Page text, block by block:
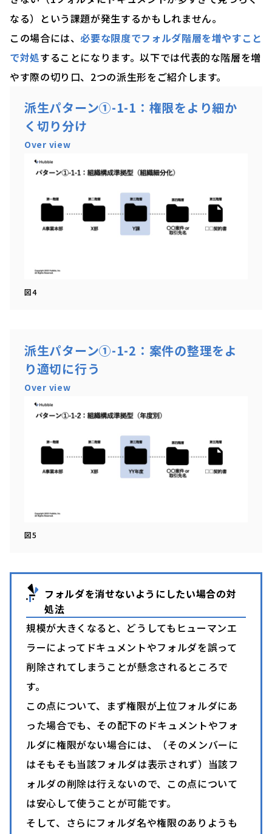
なる）という課題が発生するかもしれません。
この場合には、 必要な限度でフォルダ階層を増やすこと
で対処することになります。以下では代表的な階層を増
やす際の切り口、2つの派生形をご紹介します。
派生パターン①-1-1：権限をより細か
く切り分け
Over view
図4
派生パターン①-1-2：案件の整理をよ
り適切に行う
Over view
図5
フォルダを消せないようにしたい場合の対
処法
規模が大きくなると、どうしてもヒューマンエ
ラーによってドキュメントやフォルダを誤って
削除されてしまうことが懸念されるところで
す。
この点について、まず権限が上位フォルダにあ
った場合でも、その配下のドキュメントやフォ
ルダに権限がない場合には、（そのメンバーに
はそもそも当該フォルダは表示されず）当該フ
ォルダの削除は行えないので、この点について
は安心して使うことが可能です。
そして、さらにフォルダ名や権限のありようも